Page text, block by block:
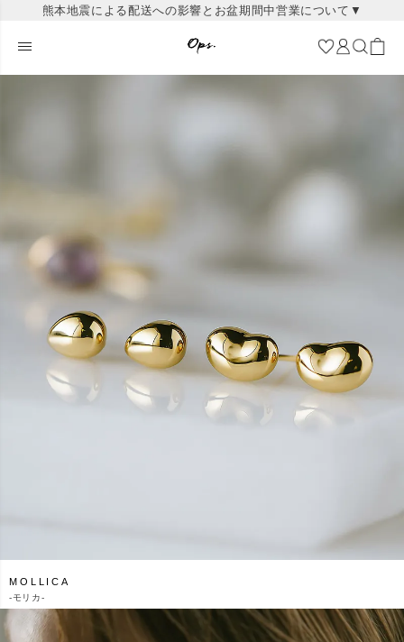
熊本地震による配送への影響とお盆期間中営業について▼
MOLLICA
-モリカ-